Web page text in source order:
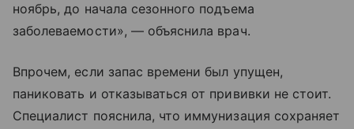
ноябрь, до начала сезонного подъема
заболеваемости», — объяснила врач.
Впрочем, если запас времени был упущен,
паниковать и отказываться от прививки не стоит.
Специалист пояснила, что иммунизация сохраняет